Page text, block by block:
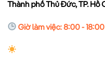
Thành phố Thủ Đức, TP. Hồ
Giờ làm việc: 8:00 -